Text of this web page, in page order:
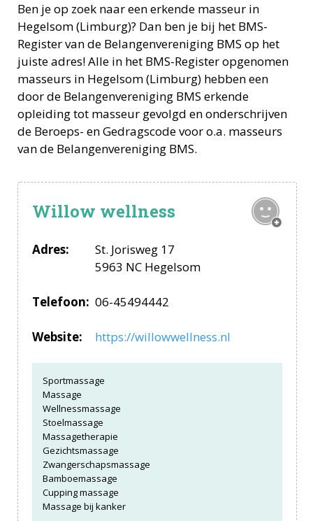
Ben je op zoek naar een erkende masseur in
Hegelsom(Limburg)? Dan ben je bij het BMS-
Register van de Belangenvereniging BMS op het
juiste adres! Alle in het BMS-Register opgenomen
masseurs in Hegelsom(Limburg) hebben een
door de Belangenvereniging BMS erkende
opleiding tot masseur gevolgd en onderschrijven
de Beroeps- en Gedragscode voor o.a. masseurs
van de Belangenvereniging BMS.
Willow wellness
Adres:
St. Jorisweg 17
5963 NC Hegelsom
Telefoon: 06-45494442
Website: https://willowwellness.nl
Sportmassage
Massage
Wellnessmassage
Stoelmassage
Massagetherapie
Gezichtsmassage
Zwangerschapsmassage
Bamboemassage
Cupping massage
Massage bij kanker